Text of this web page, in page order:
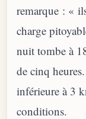
remarque : «
charge
nuit tombe à
de cinq
inférieure à 3
conditions.